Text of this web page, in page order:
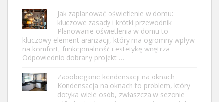
Jak zaplanować oświetlenie w domu:
kluczowe zasady i krótki przewodnik
Planowanie oświetlenia w domu to
kluczowy element aranżacji, który ma ogromny wpływ
na komfort, funkcjonalność i estetykę wnętrza.
Odpowiednio dobrany projekt …
Zapobieganie kondensacji na oknach
Kondensacja na oknach to problem, który
dotyka wiele osób, zwłaszcza w sezonie